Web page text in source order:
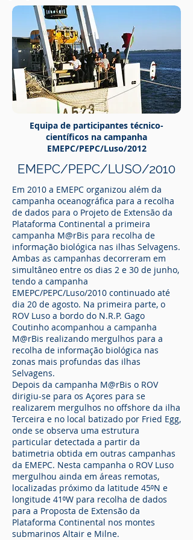
Equipa de participantes técnico-
científicos na campanha
EMEPC/PEPC/Luso/2012
EMEPC/PEPC/LUSO/2010
Em 2010 a EMEPC organizou além da
campanha oceanográfica para a recolha
de dados para o Projeto de Extensão da
Plataforma Continental a primeira
campanha M@rBis para recolha de
informação biológica nas ilhas Selvagens.
Ambas as campanhas decorreram em
simultâneo entre os dias 2 e 30 de junho,
tendo a campanha
EMEPC/PEPC/Luso/2010 continuado até
dia 20 de agosto. Na primeira parte, o
ROV Luso a bordo do N.R.P. Gago
Coutinho acompanhou a campanha
M@rBis realizando mergulhos para a
recolha de informação biológica nas
zonas mais profundas das ilhas
Selvagens.
Depois da campanha M@rBis o ROV
dirigiu-se para os Açores para se
realizarem mergulhos no offshore da ilha
Terceira e no local batizado por Fried Egg,
onde se observa uma estrutura
particular detectada a partir da
batimetria obtida em outras campanhas
da EMEPC. Nesta campanha o ROV Luso
mergulhou ainda em áreas remotas,
localizadas próximo da latitude 45⁰N e
longitude 41⁰W para recolha de dados
para a Proposta de Extensão da
Plataforma Continental nos montes
submarinos Altair e Milne.